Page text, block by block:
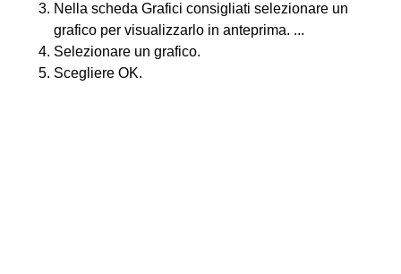
Nella scheda Grafici consigliati selezionare un
grafico per visualizzarlo in anteprima. ...
Selezionare un grafico.
Scegliere OK.